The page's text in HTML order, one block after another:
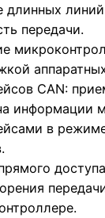
длинных
передачи.
CAN:
информации
в